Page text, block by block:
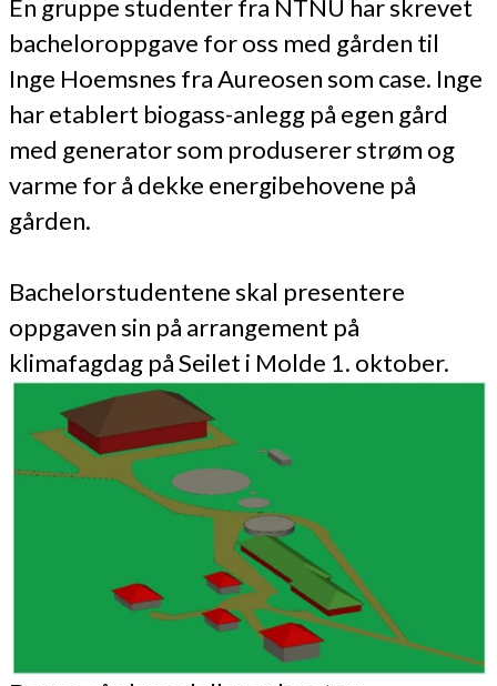
En gruppe studenter fra NTNU har skrevet
bacheloroppgave for oss med gården til
Inge Hoemsnes fra Aureosen som case. Inge
har etablert biogass-anlegg på egen gård
med generator som produserer strøm og
varme for å dekke energibehovene på
gården.
Bachelorstudentene skal presentere
oppgaven sin på arrangement på
klimafagdag på Seilet i Molde 1. oktober.